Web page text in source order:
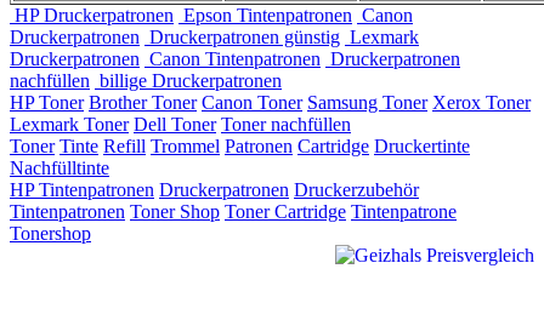
HP Druckerpatronen Epson Tintenpatronen Canon
Druckerpatronen Druckerpatronen günstig Lexmark
Druckerpatronen Canon Tintenpatronen Druckerpatronen
nachfüllen billige Druckerpatronen
HP Toner Brother Toner Canon Toner Samsung Toner Xerox Toner
Lexmark Toner Dell Toner Toner nachfüllen
Toner Tinte Refill Trommel Patronen Cartridge Druckertinte
Nachfülltinte
HP Tintenpatronen Druckerpatronen Druckerzubehör
Tintenpatronen Toner Shop Toner Cartridge Tintenpatrone
Tonershop